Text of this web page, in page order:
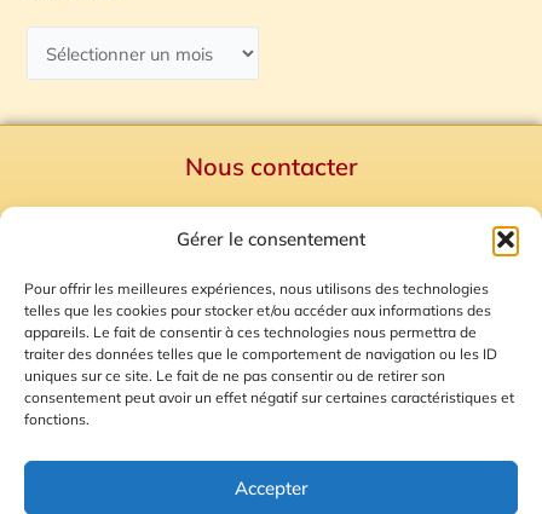
Gérer le consentement
Pour offrir les meilleures expériences, nous utilisons des technologies
telles que les cookies pour stocker et/ou accéder aux informations des
appareils. Le fait de consentir à ces technologies nous permettra de
traiter des données telles que le comportement de navigation ou les ID
uniques sur ce site. Le fait de ne pas consentir ou de retirer son
consentement peut avoir un effet négatif sur certaines caractéristiques et
fonctions.
Accepter
Nous contacter
Mentions Légales
Plan du site
Gestion des Cookies